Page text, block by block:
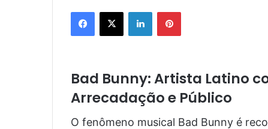
Facebook
X LinkedinPinterest
Bad Bunny: Artista Latino
Arrecadação e Público
O fenômeno musical Bad Bunny é